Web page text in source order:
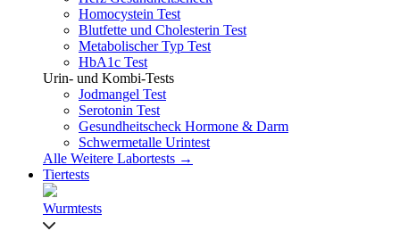
Homocystein Test
Blutfette und Cholesterin Test
Metabolischer Typ Test
HbA1c Test
Urin- und Kombi-Tests
Jodmangel Test
Serotonin Test
Gesundheitscheck Hormone & Darm
Schwermetalle Urintest
Alle Weitere Labortests →
Tiertests
Wurmtests